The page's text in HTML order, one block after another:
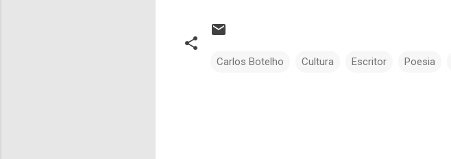
Carlos Botelho Cultura Escritor Poesia